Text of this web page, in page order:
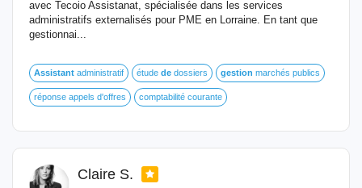
avec Tecoio Assistanat, spécialisée dans les services
administratifs externalisés pour PME en Lorraine. En tant que
gestionnai...
Assistant administratif étude de dossiers gestion marchés publics
réponse appels d'offres comptabilité courante
Claire S.